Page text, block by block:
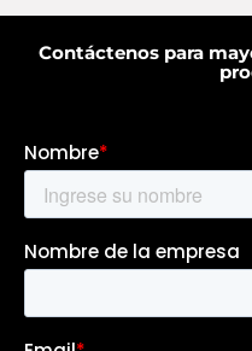
Contáctenos para